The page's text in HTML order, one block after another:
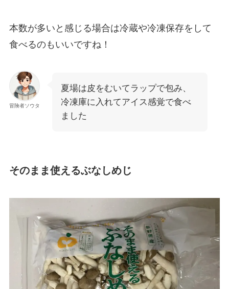
本数が多いと感じる場合は冷蔵や冷凍保存をして
食べるのもいいですね！
冒険者ソウタ
夏場は皮をむいてラップで包み、
冷凍庫に入れてアイス感覚で食べ
ました
そのまま使えるぶなしめじ